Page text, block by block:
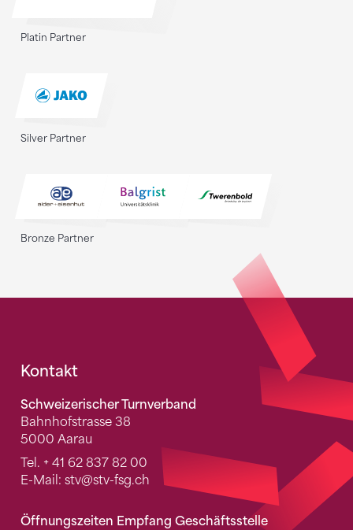
Platin Partner
Silver Partner
Bronze Partner
Fusszeile
Kontakt
Schweizerischer Turnverband
Bahnhofstrasse 38
5000 Aarau
Tel. + 41 62 837 82 00
E-Mail: stv@stv-fsg.ch
Öffnungszeiten Empfang Geschäftsstelle